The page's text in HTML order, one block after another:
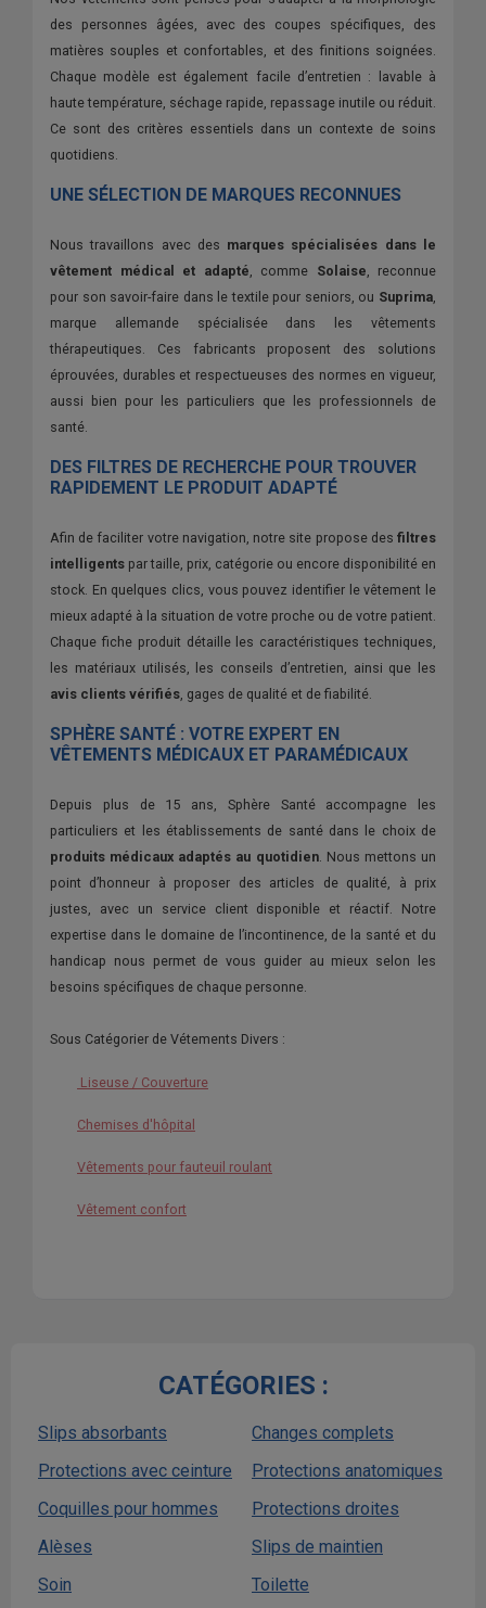
des personnes âgées, avec des coupes spécifiques, des
matières souples et confortables, et des finitions soignées.
Chaque modèle est également facile d’entretien : lavable à
haute température, séchage rapide, repassage inutile ou réduit.
Ce sont des critères essentiels dans un contexte de soins
quotidiens.
UNE SÉLECTION DE MARQUES RECONNUES
Nous travaillons avec des marques spécialisées dans le
vêtement médical et adapté , comme Solaise , reconnue
pour son savoir-faire dans le textile pour seniors, ou Suprima
marque allemande spécialisée dans les vêtements
thérapeutiques. Ces fabricants proposent des solutions
éprouvées, durables et respectueuses des normes en vigueur,
aussi bien pour les particuliers que les professionnels de
santé.
DES FILTRES DE RECHERCHE POUR TROUVER
RAPIDEMENT LE PRODUIT ADAPTÉ
Afin de faciliter votre navigation, notre site propose des filtres
intelligents par taille, prix, catégorie ou encore disponibilité en
stock. En quelques clics, vous pouvez identifier le vêtement le
mieux adapté à la situation de votre proche ou de votre patient.
Chaque fiche produit détaille les caractéristiques techniques,
les matériaux utilisés, les conseils d’entretien, ainsi que les
avis clients vérifiés , gages de qualité et de fiabilité.
SPHÈRE SANTÉ : VOTRE EXPERT EN
VÊTEMENTS MÉDICAUX ET PARAMÉDICAUX
Depuis plus de 15 ans, Sphère Santé accompagne les
particuliers et les établissements de santé dans le choix de
produits médicaux adaptés au quotidien. Nous mettons un
point d’honneur à proposer des articles de qualité, à prix
justes, avec un service client disponible et réactif. Notre
expertise dans le domaine de l’incontinence, de la santé et du
handicap nous permet de vous guider au mieux selon les
besoins spécifiques de chaque personne.
Sous Catégorier de Vétements Divers :
Liseuse / Couverture
Chemises d'hôpital
Vêtements pour fauteuil roulant
Vêtement confort
CATÉGORIES :
Slips absorbants
Changes complets
Protections avec ceinture
Protections anatomiques
Coquilles pour hommes
Protections droites
Alèses
Slips de maintien
Soin
Toilette